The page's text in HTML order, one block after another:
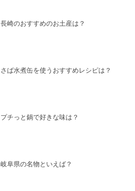
長崎のおすすめのお土産は？
さば水煮缶を使うおすすめレシピは？
プチっと鍋で好きな味は？
岐阜県の名物といえば？